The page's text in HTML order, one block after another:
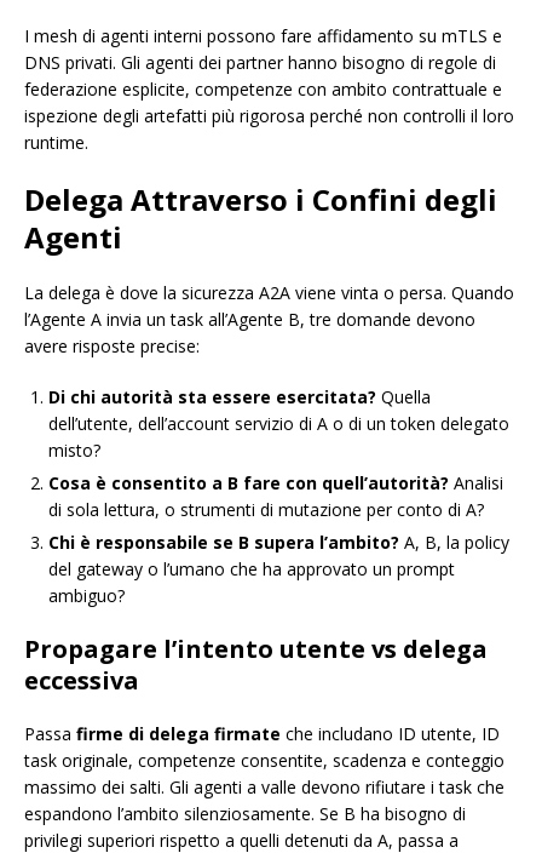
I mesh di agenti interni possono fare affidamento su mTLS e
DNS privati. Gli agenti dei partner hanno bisogno di regole di
federazione esplicite, competenze con ambito contrattuale e
ispezione degli artefatti più rigorosa perché non controlli il loro
runtime.
Delega Attraverso i Confini degli
Agenti
La delega è dove la sicurezza A2A viene vinta o persa. Quando
l’Agente A invia un task all’Agente B, tre domande devono
avere risposte precise:
Di chi autorità sta essere esercitata? Quella
dell’utente, dell’account servizio di A o di un token delegato
misto?
Cosa è consentito a B fare con quell’autorità? Analisi
di sola lettura, o strumenti di mutazione per conto di A?
Chi è responsabile se B supera l’ambito? A, B, la policy
del gateway o l’umano che ha approvato un prompt
ambiguo?
Propagare l’intento utente vs delega
eccessiva
Passa firme di delega firmate che includano ID utente, ID
task originale, competenze consentite, scadenza e conteggio
massimo dei salti. Gli agenti a valle devono rifiutare i task che
espandono l’ambito silenziosamente. Se B ha bisogno di
privilegi superiori rispetto a quelli detenuti da A, passa a